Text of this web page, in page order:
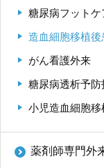
九州大学
公式
糖尿病フットケ
造血細胞移植
がん看護外来
糖尿病透析予防
小児造血細胞
薬剤師専門外